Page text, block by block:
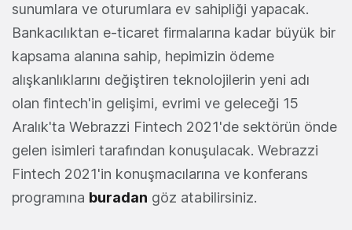
sunumlara ve oturumlara ev sahipliği yapacak.
Bankacılıktan e-ticaret firmalarına kadar büyük bir
kapsama alanına sahip, hepimizin ödeme
alışkanlıklarını değiştiren teknolojilerin yeni adı
olan fintech'in gelişimi, evrimi ve geleceği 15
Aralık'ta Webrazzi Fintech 2021'de sektörün önde
gelen isimleri tarafından konuşulacak. Webrazzi
Fintech 2021'in konuşmacılarına ve konferans
programına buradan göz atabilirsiniz.